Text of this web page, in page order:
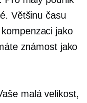
Většinu času
jako
známost jako
malá velikost,